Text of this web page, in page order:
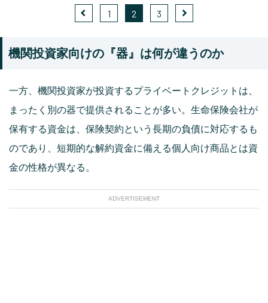
1 2 3
機関投資家向けの『器』は何が違うのか
一方、機関投資家が投資するプライベートクレジットは、
まったく別の器で提供されることが多い。生命保険会社が
保有する資金は、保険契約という長期の負債に対応するも
のであり、短期的な解約資金に備える個人向け商品とは資
金の性格が異なる。
ADVERTISEMENT